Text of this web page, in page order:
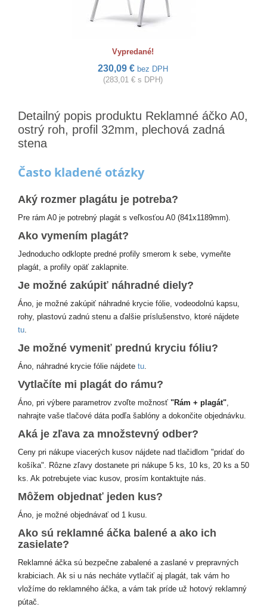
Vypredané!
230,09 € bez DPH
(283,01 € s DPH)
Detailný popis produktu Reklamné áčko A0,
ostrý roh, profil 32mm, plechová zadná
stena
Často kladené otázky
Aký rozmer plagátu je potreba?
Pre rám A0 je potrebný plagát s veľkosťou A0 (841x1189mm).
Ako vymením plagát?
Jednoducho odklopte predné profily smerom k sebe, vymeňte
plagát, a profily opäť zaklapnite.
Je možné zakúpiť náhradné diely?
Áno, je možné zakúpiť náhradné krycie fólie, vodeodolnú kapsu,
rohy, plastovú zadnú stenu a ďalšie príslušenstvo, ktoré nájdete
tu
Je možné vymeniť prednú kryciu fóliu?
Áno, náhradné krycie fólie nájdete tu
Vytlačíte mi plagát do rámu?
Áno, pri výbere parametrov zvoľte možnosť "Rám + plagát"
nahrajte vaše tlačové dáta podľa šablóny a dokončite objednávku.
Aká je zľava za množstevný odber?
Ceny pri nákupe viacerých kusov nájdete nad tlačidlom "pridať do
košíka". Rôzne zľavy dostanete pri nákupe 5 ks, 10 ks, 20 ks a 50
ks. Ak potrebujete viac kusov, prosím kontaktujte nás.
Môžem objednať jeden kus?
Áno, je možné objednávať od 1 kusu.
Ako sú reklamné áčka balené a ako ich
zasielate?
Reklamné áčka sú bezpečne zabalené a zaslané v prepravných
krabiciach. Ak si u nás necháte vytlačiť aj plagát, tak vám ho
vložíme do reklamného áčka, a vám tak príde už hotový reklamný
pútač.